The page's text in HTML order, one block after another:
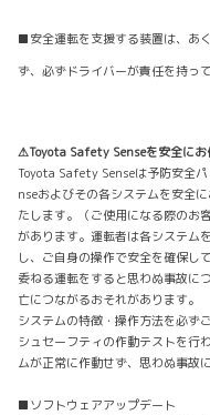
■安全運転を支援する装置は、あ
ず、必ずドライバーが責任を持っ
⚠Toyota Safety Senseを安全にお
Toyota Safety Senseは予防安全
nseおよびその各システムを安全
たします。（ご使用になる際の
があります。運転者は各システム
し、ご自身の操作で安全を確保
委ねる運転をすると思わぬ事故に
亡につながるおそれがあります
システムの特徴・操作方法を必
シュセーフティの作動テストを行
ムが正常に作動せず、思わぬ事故
■ソフトウェアアップデート